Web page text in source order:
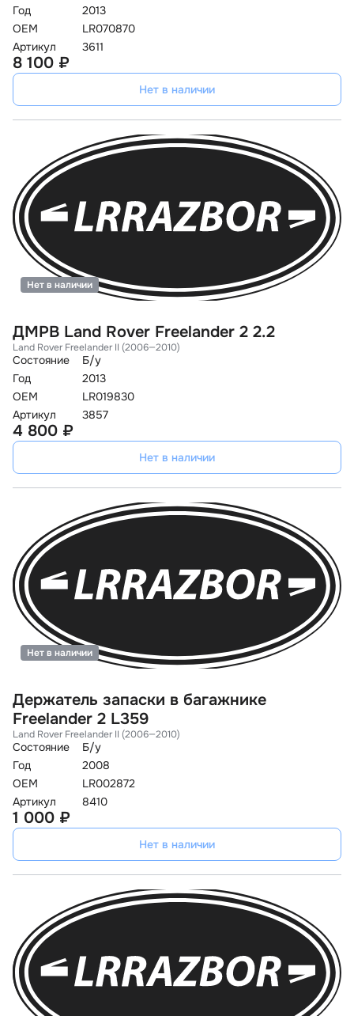
Год
2013
OEM
LR070870
Артикул
3611
8 100 ₽
Нет в наличии
ДМРВ Land Rover Freelander 2 2.2
Land Rover Freelander II (2006—2010)
Состояние
Б/у
Год
2013
OEM
LR019830
Артикул
3857
Нет в наличии
4 800 ₽
Нет в наличии
Держатель запаски в багажнике
Freelander 2 L359
Land Rover Freelander II (2006—2010)
Состояние
Б/у
Год
2008
OEM
LR002872
Артикул
8410
Нет в наличии
1 000 ₽
Нет в наличии